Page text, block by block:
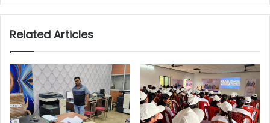
Related Articles